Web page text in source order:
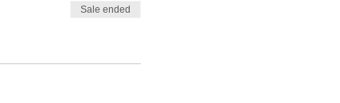
Sale ended